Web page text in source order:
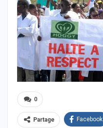
0
Partage Facebook